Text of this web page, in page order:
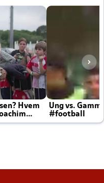
Hvem
Ung vs.
#football